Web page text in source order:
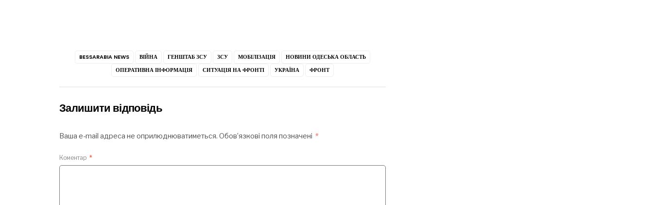
BESSARABIA NEWS ВІЙНА ГЕНШТАБ ЗСУ ЗСУ МОБІЛІЗАЦІЯ
НОВИНИ ОДЕСЬКА ОБЛАСТЬ
ОПЕРАТИВНА ІНФОРМАЦІЯ
СИТУАЦІЯ НА ФРОНТІ УКРАЇНА ФРОНТ
Залишити відповідь
Ваша e-mail адреса не оприлюднюватиметься. Обов’язкові поля позначені *
Коментар *